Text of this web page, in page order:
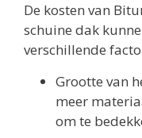
De kosten van
schuine dak
verschillende
Grootte van
meer
om te